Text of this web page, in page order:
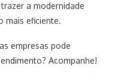
a modernidade
mais eficiente.
empresas pode
Acompanhe!